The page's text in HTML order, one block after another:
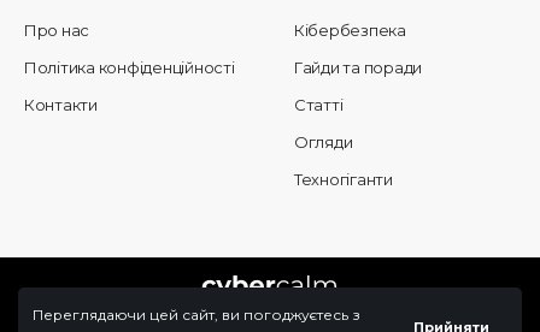
Переглядаючи цей сайт, ви погоджуєтесь з
Прийняти
Про нас
Політика конфіденційності
Контакти
Кібербезпека
Гайди та поради
Статті
Огляди
Техногіганти